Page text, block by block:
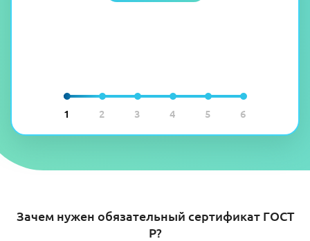
1 2 3 4 5 6
Зачем нужен обязательный сертификат ГОСТ
Р?